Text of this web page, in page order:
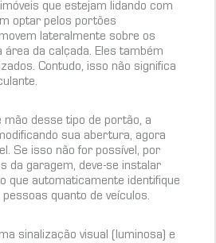
que estejam lidando com
optar pelos portões
lateralmente sobre os
área da calçada. Eles também
Contudo, isso não significa
mão desse tipo de portão, a
sua abertura, agora
Se isso não for possível, por
da garagem, deve-se instalar
que automaticamente identifique
quanto de veículos.
sinalização visual (luminosa) e